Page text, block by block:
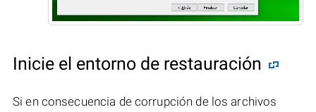
Inicie el entorno de restauración
Si en consecuencia de corrupción de los archivos